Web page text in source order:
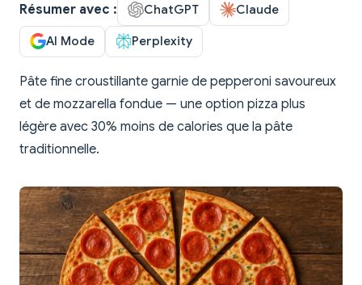
Résumer avec : ChatGPT Claude
AI Mode Perplexity
Pâte fine croustillante garnie de pepperoni savoureux
et de mozzarella fondue — une option pizza plus
légère avec 30% moins de calories que la pâte
traditionnelle.